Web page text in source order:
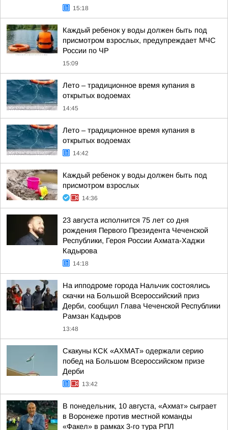
15:18
Каждый ребенок у воды должен быть под
присмотром взрослых, предупреждает МЧС
России по ЧР
15:09
Лето – традиционное время купания в
открытых водоемах
14:45
Лето – традиционное время купания в
открытых водоемах
14:42
Каждый ребенок у воды должен быть под
присмотром взрослых
14:36
23 августа исполнится 75 лет со дня
рождения Первого Президента Чеченской
Республики, Героя России Ахмата-Хаджи
Кадырова
14:18
На ипподроме города Нальчик состоялись
скачки на Большой Всероссийский приз
Дерби, сообщил Глава Чеченской Республики
Рамзан Кадыров
13:48
Скакуны КСК «АХМАТ» одержали серию
побед на Большом Всероссийском призе
Дерби
13:42
В понедельник, 10 августа, «Ахмат» сыграет
в Воронеже против местной команды
«Факел» в рамках 3-го тура РПЛ